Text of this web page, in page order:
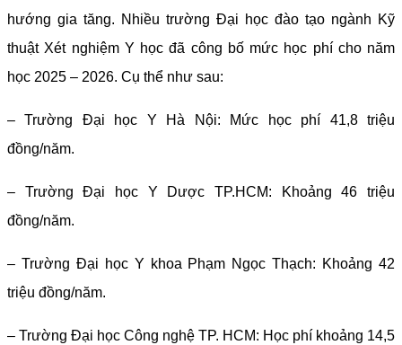
hướng gia tăng. Nhiều trường Đại học đào tạo ngành Kỹ
thuật Xét nghiệm Y học đã công bố mức học phí cho năm
học 2025 – 2026. Cụ thể như sau:
– Trường Đại học Y Hà Nội: Mức học phí 41,8 triệu
đồng/năm.
– Trường Đại học Y Dược TP.HCM: Khoảng 46 triệu
đồng/năm.
– Trường Đại học Y khoa Phạm Ngọc Thạch: Khoảng 42
triệu đồng/năm.
– Trường Đại học Công nghệ TP. HCM: Học phí khoảng 14,5